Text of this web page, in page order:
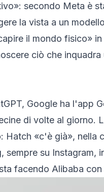
secondo Meta è
la vista a un
il mondo fisico»
ciò che
Google ha l'app
di volte al giorno.
«c'è già», nella
sempre su
facendo Alibaba